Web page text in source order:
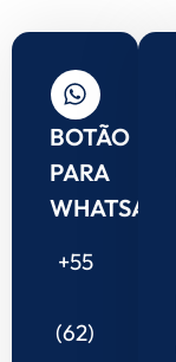
BOTÃO
PARA
WHATSAPP
+55
(62)